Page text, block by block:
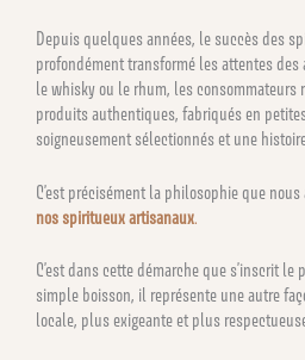
Depuis quelques années, le succès des
profondément transformé les attentes des
le whisky ou le rhum, les consommateurs
produits authentiques, fabriqués en
soigneusement sélectionnés et une
C’est précisément la philosophie que
nos spiritueux artisanaux.
C’est dans cette démarche que s’inscrit
simple boisson, il représente une autre
locale, plus exigeante et plus